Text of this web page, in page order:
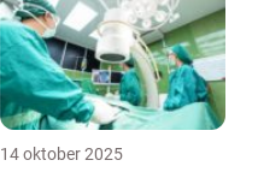
14 oktober 2025